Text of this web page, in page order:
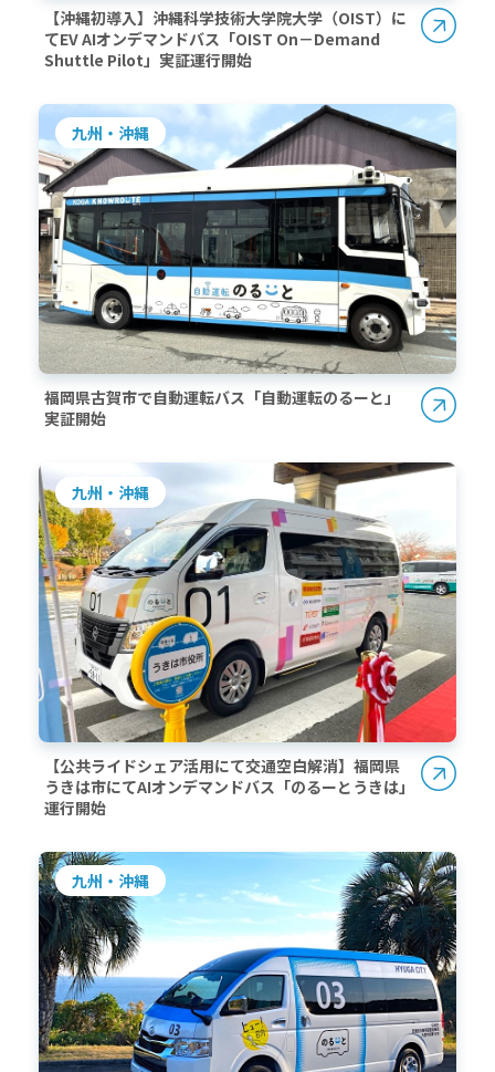
【沖縄初導入】沖縄科学技術大学院大学（OIST）に
てEV AIオンデマンドバス「OIST On－Demand
Shuttle Pilot」実証運行開始
九州・沖縄
福岡県古賀市で自動運転バス「自動運転のるーと」
実証開始
九州・沖縄
【公共ライドシェア活用にて交通空白解消】福岡県
うきは市にてAIオンデマンドバス「のるーとうきは」
運行開始
九州・沖縄